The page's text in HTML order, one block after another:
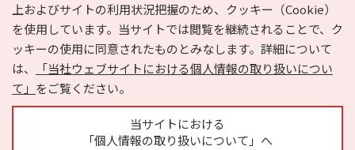
上およびサイトの利用状況把握のため、クッキー（Cookie）
を使用しています。当サイトでは閲覧を継続されることで、ク
ッキーの使用に同意されたものとみなします。詳細について
は、
「当社ウェブサイトにおける個人情報の取り扱いについ
て」 をご覧ください。
当サイトにおける
「個人情報の取り扱いについて」へ
e-NAVITA（イーナビタ）とは？ お気に入り
ヘルプ
利用規約
個人情報の取り扱いについて
運営会社
サイトマップ
広告掲載に関するお問い合わせ